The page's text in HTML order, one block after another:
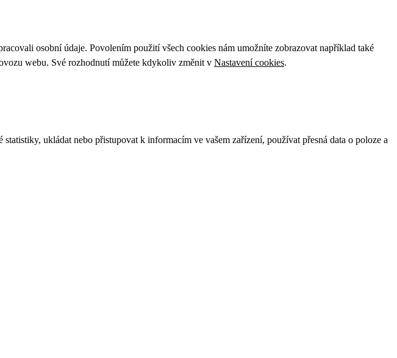
osobní údaje. Povolením použití všech cookies nám umožníte zobrazovat například také
webu. Své rozhodnutí můžete kdykoliv změnit v Nastavení cookies.
ukládat nebo přistupovat k informacím ve vašem zařízení, používat přesná data o poloze a